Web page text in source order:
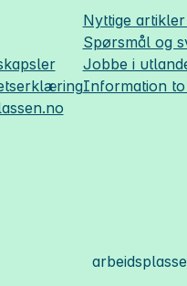
Nyttige
Spørsmål og
Jobbe i
Information